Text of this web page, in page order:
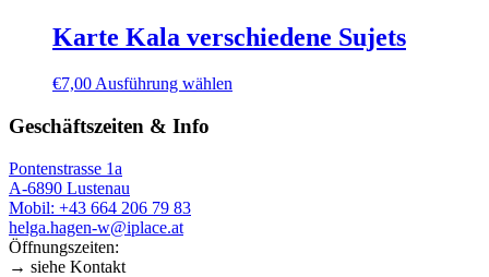
Karte Kala verschiedene Sujets
€7,00 Ausführung wählen
Geschäftszeiten & Info
Pontenstrasse 1a
A-6890 Lustenau
Mobil: +43 664 206 79 83
helga.hagen-w@iplace.at
Öffnungszeiten:
→ siehe Kontakt